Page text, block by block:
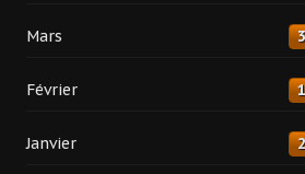
Mars 3
Février 1
Janvier 2